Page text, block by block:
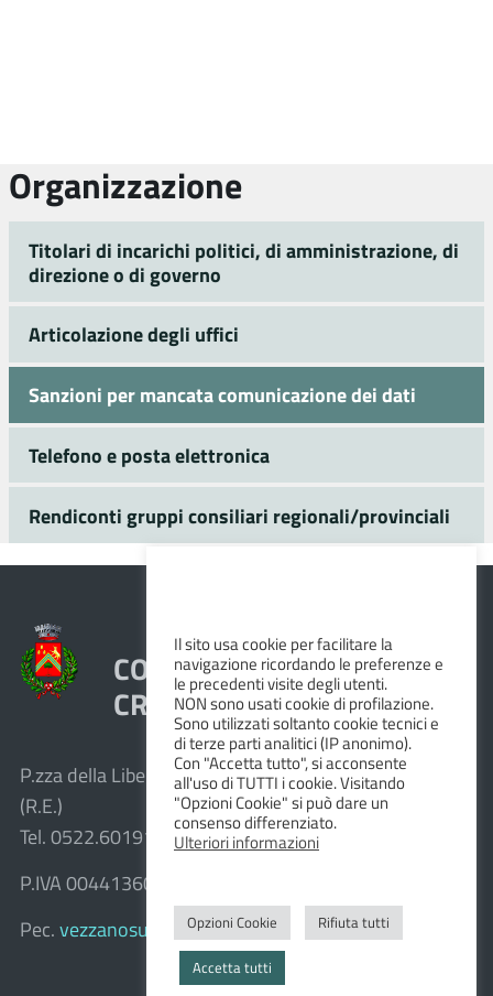
Organizzazione
Titolari di incarichi politici, di amministrazione, di
direzione o di governo
Articolazione degli uffici
Sanzioni per mancata comunicazione dei dati
Telefono e posta elettronica
Rendiconti gruppi consiliari regionali/provinciali
COMUNE DI VEZZANO SUL
CROSTOLO
P.zza della Libertà, 1 – 42030 Vezzano sul Crostolo
(R.E.)
Tel. 0522.601911 – Fax 0522.601947
P.IVA 00441360351
Pec. vezzanosulcrostolo@cert.provincia.re.it
Il sito usa cookie per facilitare la
navigazione ricordando le preferenze e
le precedenti visite degli utenti.
NON sono usati cookie di profilazione.
Sono utilizzati soltanto cookie tecnici e
di terze parti analitici (IP anonimo).
Con "Accetta tutto", si acconsente
all'uso di TUTTI i cookie. Visitando
"Opzioni Cookie" si può dare un
consenso differenziato.
Ulteriori informazioni
Opzioni Cookie Rifiuta tutti
Accetta tutti